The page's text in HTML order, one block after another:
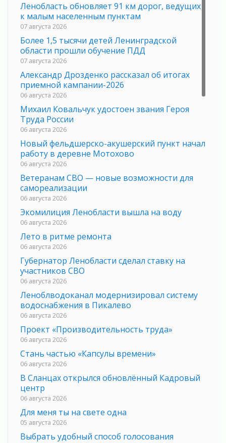
Ленобласть обновляет 91 км дорог, ведущих
к малым населенным пунктам
07 августа 2026
Более 1,5 тысячи детей Ленинградской
области прошли обучение ПДД
07 августа 2026
Александр Дрозденко рассказал об итогах
приемной кампании-2026
06 августа 2026
Михаил Ковальчук удостоен звания Героя
Труда России
06 августа 2026
Новый фельдшерско-акушерский пункт начал
работу в деревне Мотохово
06 августа 2026
Ветеранам СВО — новые возможности для
самореализации
06 августа 2026
Экомилиция Ленобласти вышла на воду
06 августа 2026
Лето в ритме ремонта
06 августа 2026
Губернатор Ленобласти сделал ставку на
участников СВО
06 августа 2026
Леноблводоканал модернизировал систему
водоснабжения в Пикалево
06 августа 2026
Проект «Производительность труда»
06 августа 2026
Стань частью «Капсулы времени»
06 августа 2026
В Сланцах открылся обновлённый Кадровый
центр
06 августа 2026
Для меня ты на свете одна
05 августа 2026
Выбрать удобный способ голосования